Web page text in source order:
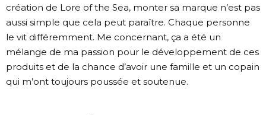
création de Lore of the Sea, monter sa marque n’est pas
aussi simple que cela peut paraître. Chaque personne
le vit différemment. Me concernant, ça a été un
mélange de ma passion pour le développement de ces
produits et de la chance d’avoir une famille et un copain
qui m’ont toujours poussée et soutenue.